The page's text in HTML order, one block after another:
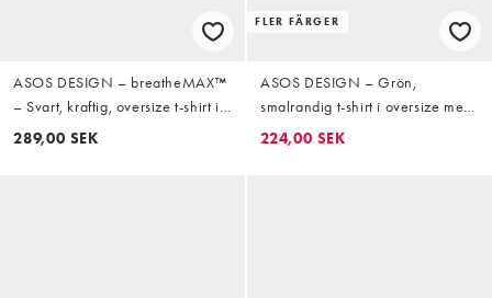
ASOS DESIGN – breatheMAX™
– Svart, kraftig, oversize t-shirt i
bomullsmix med långa ärmar
289,00 SEK
FLER FÄRGER
ASOS DESIGN – Grön,
smalrandig t-shirt i oversize med
boxig passform och ficka
224,00 SEK